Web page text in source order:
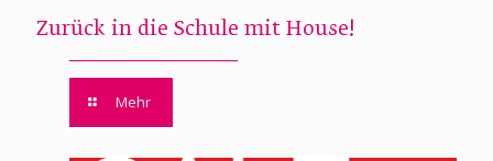
Zurück in die Schule mit House!
Mehr